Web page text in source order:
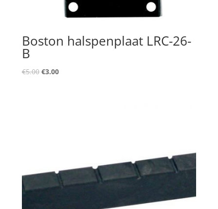
Boston halspenplaat LRC-26-
B
€5.00 Oorspronkelijke
€3.00Huidige